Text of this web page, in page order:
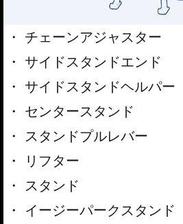
チェーンアジャスター
サイドスタンドエンド
サイドスタンドヘルパー
センタースタンド
スタンドプルレバー
リフター
スタンド
イージーパークスタンド